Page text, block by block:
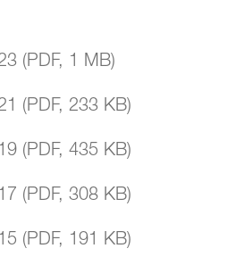
(PDF, 1 MB)
(PDF, 233 KB)
(PDF, 435 KB)
(PDF, 308 KB)
(PDF, 191 KB)